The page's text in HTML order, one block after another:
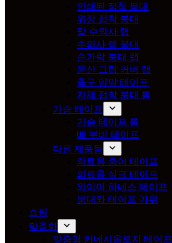
인쇄된 접착 붕대
위장 접착 붕대
말 수의사 랩
수의사 랩 붕대
손가락 붕대 랩
문신 그립 커버 랩
축구 양말 테이프
자체 접착 붕대 롤
가슴 테이프
가슴 테이프 롤
배 부비 테이프
다른 제품들
의료용 종이 테이프
의료용 실크 테이프
와이어 하네스 테이프
붕대와 테이프 가위
쇼핑
맞춤화
맞춤형 키네시올로지 테이프